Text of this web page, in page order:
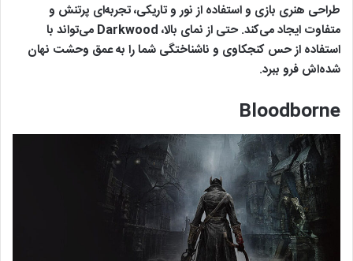
طراحی هنری بازی و استفاده از نور و تاریکی، تجربه‌ای پرتنش و
متفاوت ایجاد می‌کند. حتی از نمای بالا، Darkwood می‌تواند با
استفاده از حس کنجکاوی و ناشناختگی شما را به عمق وحشت نهان
شده‌اش فرو ببرد.
Bloodborne